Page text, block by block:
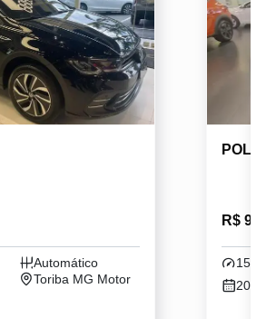
Automático
Toriba MG Motor
POLO
R$
2025 /